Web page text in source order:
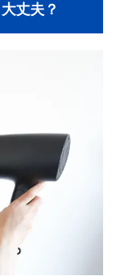
丈夫？